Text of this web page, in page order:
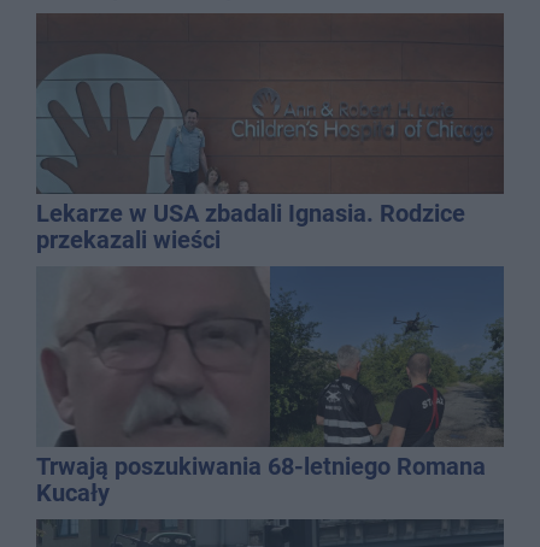
Lekarze w USA zbadali Ignasia. Rodzice
przekazali wieści
Trwają poszukiwania 68-letniego Romana
Kucały